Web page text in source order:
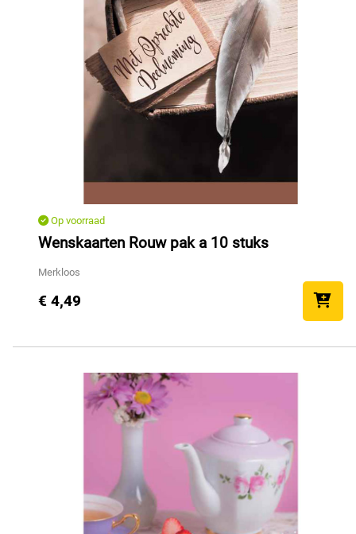
Op voorraad
Wenskaarten Rouw pak a 10 stuks
Merkloos
€ 4,49